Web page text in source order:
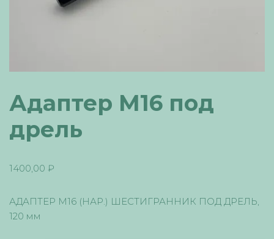
Адаптер М16 под
дрель
1400,00 ₽
АДАПТЕР М16 (НАР.) ШЕСТИГРАННИК ПОД ДРЕЛЬ,
120 мм